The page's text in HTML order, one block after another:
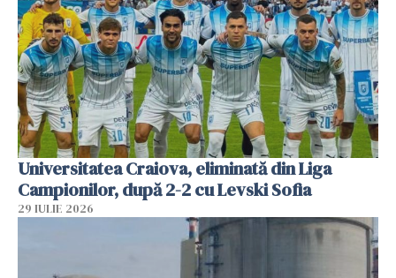
Universitatea Craiova, eliminată din Liga
Campionilor, după 2-2 cu Levski Sofia
29 IULIE 2026